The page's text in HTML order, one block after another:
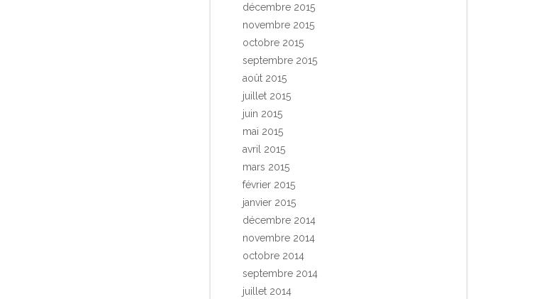
décembre 2015
novembre 2015
octobre 2015
septembre 2015
août 2015
juillet 2015
juin 2015
mai 2015
avril 2015
mars 2015
février 2015
janvier 2015
décembre 2014
novembre 2014
octobre 2014
septembre 2014
juillet 2014